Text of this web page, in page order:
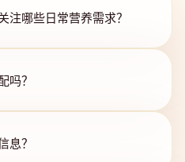
注哪些日常营养需求？
吗？
息？